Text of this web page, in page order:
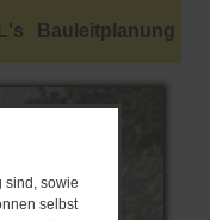
sind, sowie
selbst
Bauleitplanung